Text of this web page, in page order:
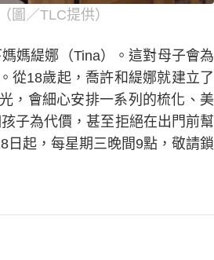
圖／TLC提供）
媽緹娜（Tina）。這對母子會為
從18歲起，喬許和緹娜就建立了
，會細心安排一系列的梳化、美
子為代價，甚至拒絕在出門前幫
日起，每星期三晚間9點，敬請鎖